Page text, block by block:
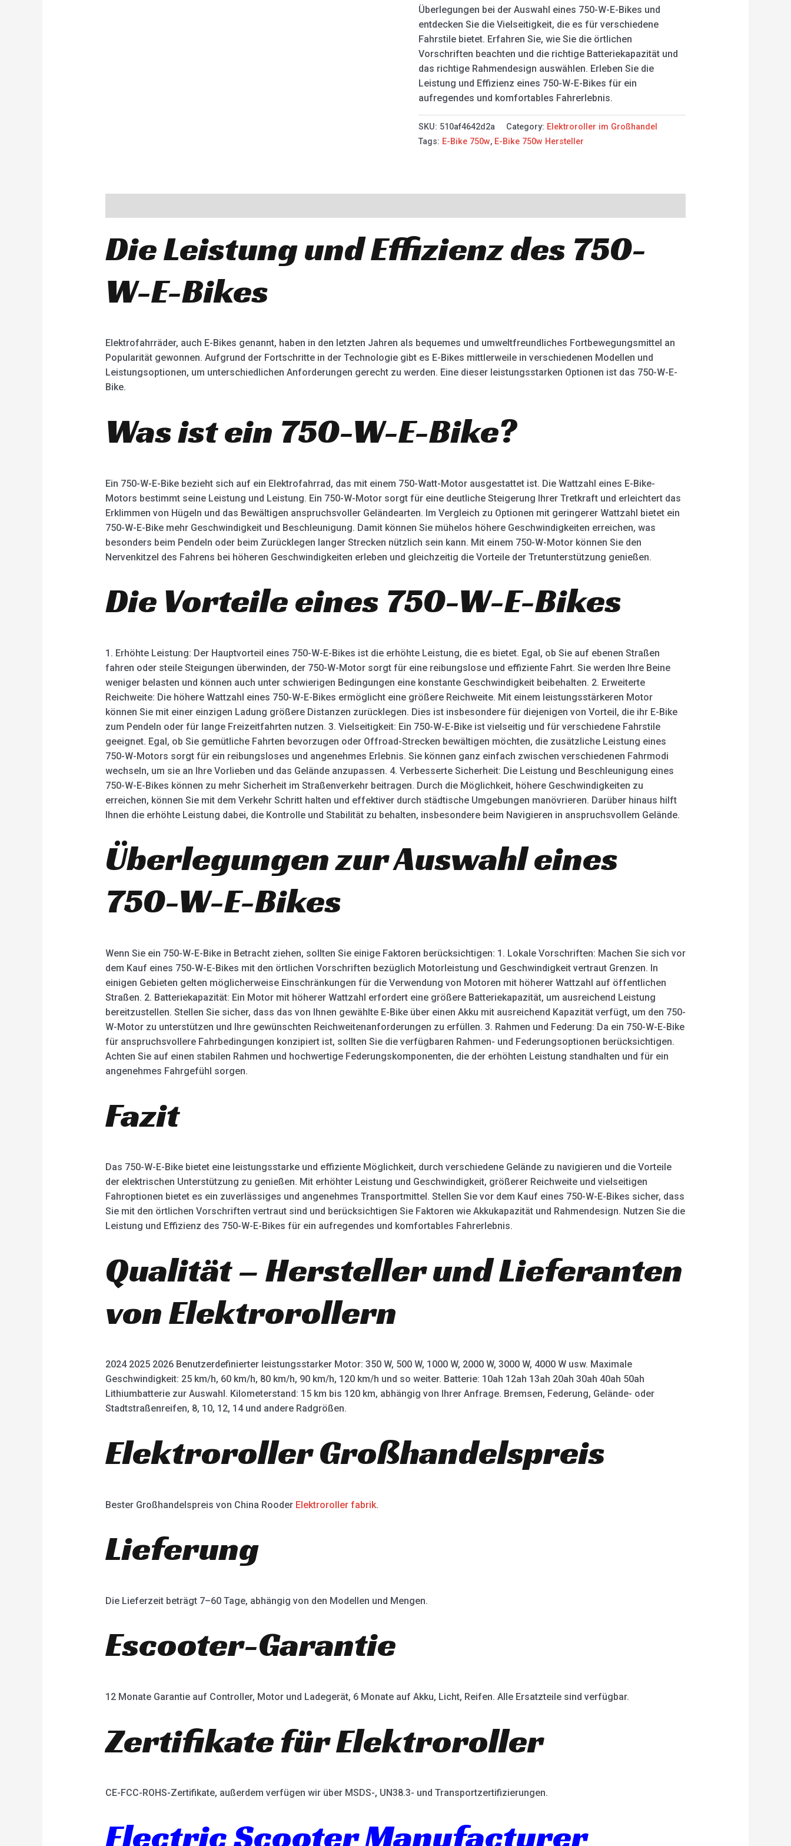
Überlegungen bei der Auswahl eines 750-W-E-Bikes und
entdecken Sie die Vielseitigkeit, die es für verschiedene
Fahrstile bietet. Erfahren Sie, wie Sie die örtlichen
Vorschriften beachten und die richtige Batteriekapazität und
das richtige Rahmendesign auswählen. Erleben Sie die
Leistung und Effizienz eines 750-W-E-Bikes für ein
aufregendes und komfortables Fahrerlebnis.
SKU: 510af4642d2a Category: Elektroroller im Großhandel
Tags: E-Bike 750w, E-Bike 750w Hersteller
Die Leistung und Effizienz des 750-
W-E-Bikes
Elektrofahrräder, auch E-Bikes genannt, haben in den letzten Jahren als bequemes und umweltfreundliches Fortbewegungsmittel an
Popularität gewonnen. Aufgrund der Fortschritte in der Technologie gibt es E-Bikes mittlerweile in verschiedenen Modellen und
Leistungsoptionen, um unterschiedlichen Anforderungen gerecht zu werden. Eine dieser leistungsstarken Optionen ist das 750-W-E-
Bike.
Was ist ein 750-W-E-Bike?
Ein 750-W-E-Bike bezieht sich auf ein Elektrofahrrad, das mit einem 750-Watt-Motor ausgestattet ist. Die Wattzahl eines E-Bike-
Motors bestimmt seine Leistung und Leistung. Ein 750-W-Motor sorgt für eine deutliche Steigerung Ihrer Tretkraft und erleichtert das
Erklimmen von Hügeln und das Bewältigen anspruchsvoller Geländearten. Im Vergleich zu Optionen mit geringerer Wattzahl bietet ein
750-W-E-Bike mehr Geschwindigkeit und Beschleunigung. Damit können Sie mühelos höhere Geschwindigkeiten erreichen, was
besonders beim Pendeln oder beim Zurücklegen langer Strecken nützlich sein kann. Mit einem 750-W-Motor können Sie den
Nervenkitzel des Fahrens bei höheren Geschwindigkeiten erleben und gleichzeitig die Vorteile der Tretunterstützung genießen.
Die Vorteile eines 750-W-E-Bikes
1. Erhöhte Leistung: Der Hauptvorteil eines 750-W-E-Bikes ist die erhöhte Leistung, die es bietet. Egal, ob Sie auf ebenen Straßen
fahren oder steile Steigungen überwinden, der 750-W-Motor sorgt für eine reibungslose und effiziente Fahrt. Sie werden Ihre Beine
weniger belasten und können auch unter schwierigen Bedingungen eine konstante Geschwindigkeit beibehalten. 2. Erweiterte
Reichweite: Die höhere Wattzahl eines 750-W-E-Bikes ermöglicht eine größere Reichweite. Mit einem leistungsstärkeren Motor
können Sie mit einer einzigen Ladung größere Distanzen zurücklegen. Dies ist insbesondere für diejenigen von Vorteil, die ihr E-Bike
zum Pendeln oder für lange Freizeitfahrten nutzen. 3. Vielseitigkeit: Ein 750-W-E-Bike ist vielseitig und für verschiedene Fahrstile
geeignet. Egal, ob Sie gemütliche Fahrten bevorzugen oder Offroad-Strecken bewältigen möchten, die zusätzliche Leistung eines
750-W-Motors sorgt für ein reibungsloses und angenehmes Erlebnis. Sie können ganz einfach zwischen verschiedenen Fahrmodi
wechseln, um sie an Ihre Vorlieben und das Gelände anzupassen. 4. Verbesserte Sicherheit: Die Leistung und Beschleunigung eines
750-W-E-Bikes können zu mehr Sicherheit im Straßenverkehr beitragen. Durch die Möglichkeit, höhere Geschwindigkeiten zu
erreichen, können Sie mit dem Verkehr Schritt halten und effektiver durch städtische Umgebungen manövrieren. Darüber hinaus hilft
Ihnen die erhöhte Leistung dabei, die Kontrolle und Stabilität zu behalten, insbesondere beim Navigieren in anspruchsvollem Gelände.
Überlegungen zur Auswahl eines
750-W-E-Bikes
Wenn Sie ein 750-W-E-Bike in Betracht ziehen, sollten Sie einige Faktoren berücksichtigen: 1. Lokale Vorschriften: Machen Sie sich vor
dem Kauf eines 750-W-E-Bikes mit den örtlichen Vorschriften bezüglich Motorleistung und Geschwindigkeit vertraut Grenzen. In
einigen Gebieten gelten möglicherweise Einschränkungen für die Verwendung von Motoren mit höherer Wattzahl auf öffentlichen
Straßen. 2. Batteriekapazität: Ein Motor mit höherer Wattzahl erfordert eine größere Batteriekapazität, um ausreichend Leistung
bereitzustellen. Stellen Sie sicher, dass das von Ihnen gewählte E-Bike über einen Akku mit ausreichend Kapazität verfügt, um den 750-
W-Motor zu unterstützen und Ihre gewünschten Reichweitenanforderungen zu erfüllen. 3. Rahmen und Federung: Da ein 750-W-E-Bike
für anspruchsvollere Fahrbedingungen konzipiert ist, sollten Sie die verfügbaren Rahmen- und Federungsoptionen berücksichtigen.
Achten Sie auf einen stabilen Rahmen und hochwertige Federungskomponenten, die der erhöhten Leistung standhalten und für ein
angenehmes Fahrgefühl sorgen.
Fazit
Das 750-W-E-Bike bietet eine leistungsstarke und effiziente Möglichkeit, durch verschiedene Gelände zu navigieren und die Vorteile
der elektrischen Unterstützung zu genießen. Mit erhöhter Leistung und Geschwindigkeit, größerer Reichweite und vielseitigen
Fahroptionen bietet es ein zuverlässiges und angenehmes Transportmittel. Stellen Sie vor dem Kauf eines 750-W-E-Bikes sicher, dass
Sie mit den örtlichen Vorschriften vertraut sind und berücksichtigen Sie Faktoren wie Akkukapazität und Rahmendesign. Nutzen Sie die
Leistung und Effizienz des 750-W-E-Bikes für ein aufregendes und komfortables Fahrerlebnis.
Qualität – Hersteller und Lieferanten
von Elektrorollern
2024 2025 2026 Benutzerdefinierter leistungsstarker Motor: 350 W, 500 W, 1000 W, 2000 W, 3000 W, 4000 W usw. Maximale
Geschwindigkeit: 25 km/h, 60 km/h, 80 km/h, 90 km/h, 120 km/h und so weiter. Batterie: 10ah 12ah 13ah 20ah 30ah 40ah 50ah
Lithiumbatterie zur Auswahl. Kilometerstand: 15 km bis 120 km, abhängig von Ihrer Anfrage. Bremsen, Federung, Gelände- oder
Stadtstraßenreifen, 8, 10, 12, 14 und andere Radgrößen.
Elektroroller Großhandelspreis
Bester Großhandelspreis von China Rooder Elektroroller fabrik.
Lieferung
Die Lieferzeit beträgt 7–60 Tage, abhängig von den Modellen und Mengen.
Escooter-Garantie
12 Monate Garantie auf Controller, Motor und Ladegerät, 6 Monate auf Akku, Licht, Reifen. Alle Ersatzteile sind verfügbar.
Zertifikate für Elektroroller
CE-FCC-ROHS-Zertifikate, außerdem verfügen wir über MSDS-, UN38.3- und Transportzertifizierungen.
Electric Scooter Manufacturer